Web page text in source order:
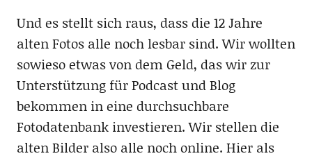
Und es stellt sich raus, dass die 12 Jahre
alten Fotos alle noch lesbar sind. Wir wollten
sowieso etwas von dem Geld, das wir zur
Unterstützung für Podcast und Blog
bekommen in eine durchsuchbare
Fotodatenbank investieren. Wir stellen die
alten Bilder also alle noch online. Hier als